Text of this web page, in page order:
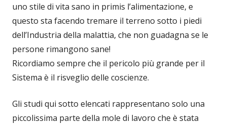
uno stile di vita sano in primis l’alimentazione, e
questo sta facendo tremare il terreno sotto i piedi
dell’Industria della malattia, che non guadagna se le
persone rimangono sane!
Ricordiamo sempre che il pericolo più grande per il
Sistema è il risveglio delle coscienze.
Gli studi qui sotto elencati rappresentano solo una
piccolissima parte della mole di lavoro che è stata